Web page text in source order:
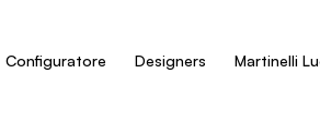
Configuratore Designers Martinelli